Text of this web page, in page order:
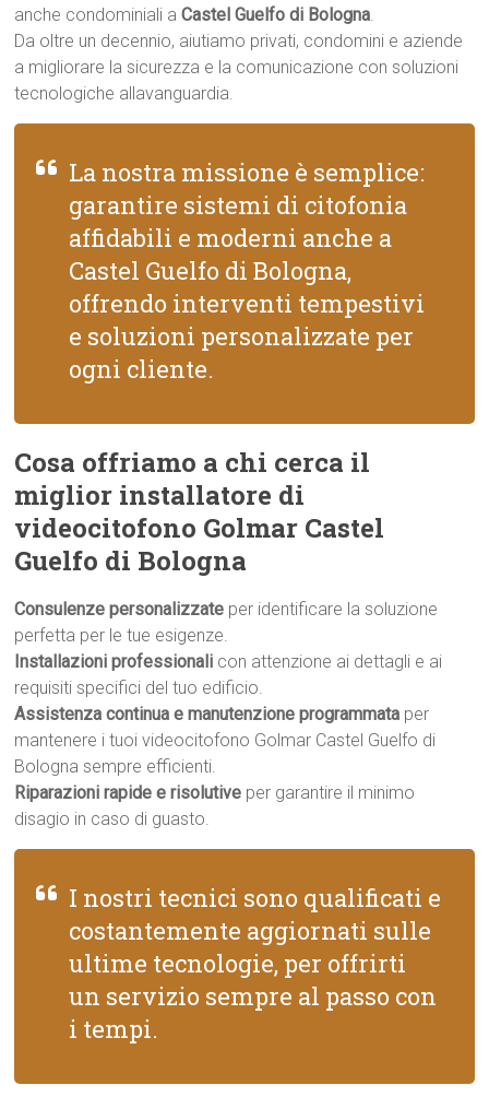
anche condominiali aCastel Guelfo di Bologna.
Da oltre un decennio, aiutiamo privati, condomini e aziende
a migliorare la sicurezza e la comunicazione con soluzioni
tecnologiche allavanguardia.
La nostra missione è semplice:
garantire sistemi di citofonia
affidabili e moderni anche a
Castel Guelfo di Bologna,
offrendo interventi tempestivi
e soluzioni personalizzate per
ogni cliente.
Cosa offriamo a chi cerca il
miglior installatore di
videocitofono Golmar Castel
Guelfo di Bologna
Consulenze personalizzate per identificare la soluzione
perfetta per le tue esigenze.
Installazioni professionali con attenzione ai dettagli e ai
requisiti specifici del tuo edificio.
Assistenza continua e manutenzione programmata per
mantenere i tuoi videocitofono Golmar Castel Guelfo di
Bologna sempre efficienti.
Riparazioni rapide e risolutive per garantire il minimo
disagio in caso di guasto.
I nostri tecnici sono qualificati e
costantemente aggiornati sulle
ultime tecnologie, per offrirti
un servizio sempre al passo con
i tempi.